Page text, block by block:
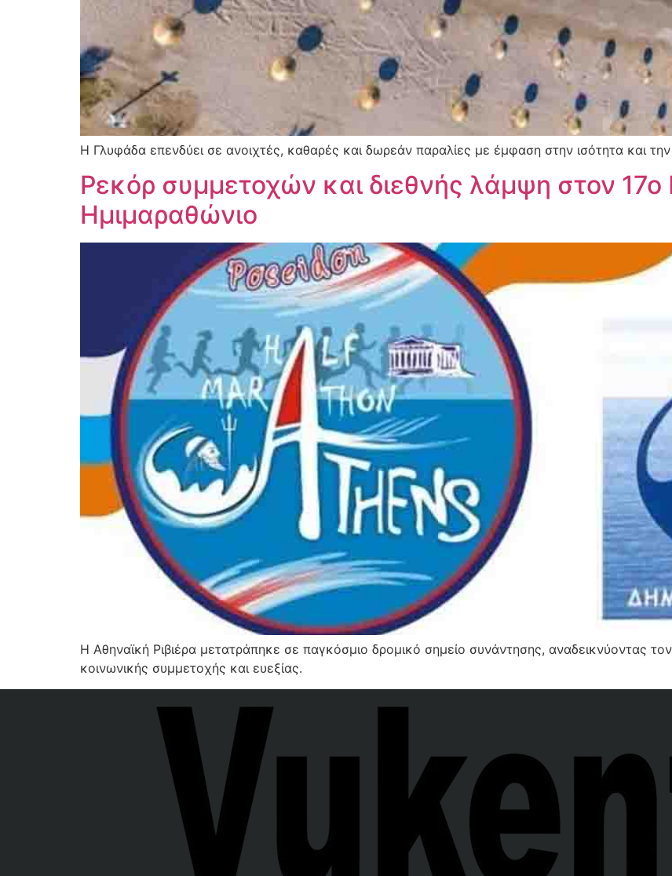
Η Γλυφάδα επενδύει σε ανοιχτές, καθαρές και δωρεάν παραλίες με έμφαση στην ισότητα και
Ρεκόρ συμμετοχών και διεθνής λάμψη στον 17ο
Ημιμαραθώνιο
Η Αθηναϊκή Ριβιέρα μετατράπηκε σε παγκόσμιο δρομικό σημείο συνάντησης, αναδεικνύοντας
κοινωνικής συμμετοχής και ευεξίας.